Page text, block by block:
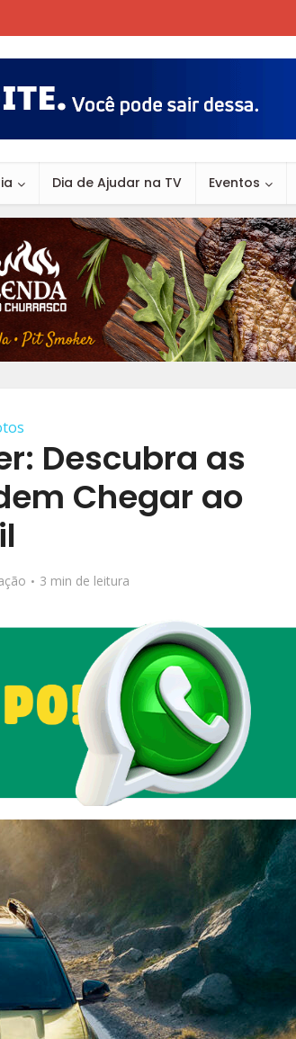
Dia de Ajudar na TV Eventos
Descubra as
Chegar ao
3 min de leitura